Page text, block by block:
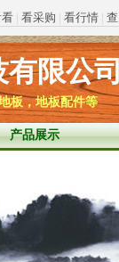
| 看采购 | 看行情 |
有限公
板，地板配件等
产品展示